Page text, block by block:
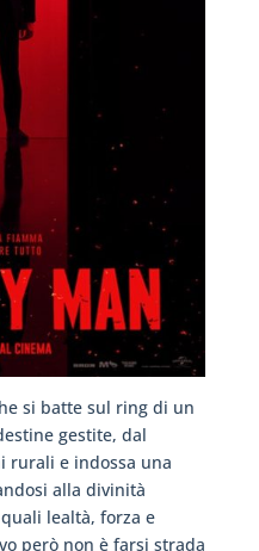
si batte sul ring di un
gestite, dal
rurali e indossa una
alla divinità
lealtà, forza e
però non è farsi strada